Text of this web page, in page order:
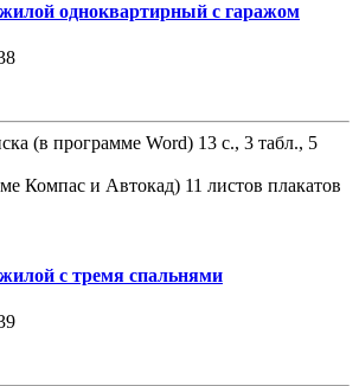
одноквартирный с гаражом
(в программе Word) 13 с., 3 табл., 5
Компас и Автокад) 11 листов плакатов
с тремя спальнями